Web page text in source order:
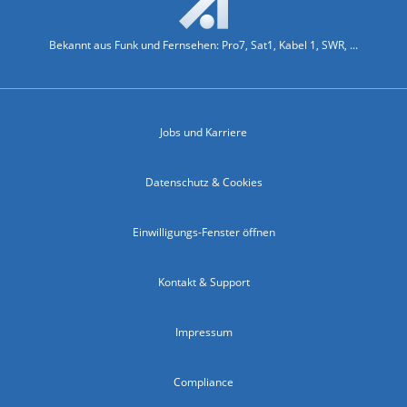
Bekannt aus Funk und Fernsehen: Pro7, Sat1, Kabel 1, SWR, ...
Jobs und Karriere
Datenschutz & Cookies
Einwilligungs-Fenster öffnen
Kontakt & Support
Impressum
Compliance